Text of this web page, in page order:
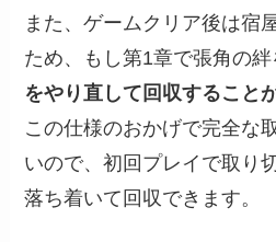
また、ゲームクリア後は宿
ため、もし第1章で張角の絆
をやり直して回収すること
この仕様のおかげで完全な
いので、初回プレイで取り
落ち着いて回収できます。